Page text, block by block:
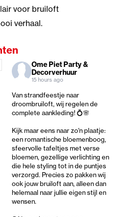
voor bruiloft
verhaal.
Ome Piet Party &
Decorverhuur
15 hours ago
Van strandfeestje naar
droombruiloft, wij regelen de
complete aankleding! 💍🌸
Kijk maar eens naar zo'n plaatje:
een romantische bloemenboog,
sfeervolle tafeltjes met verse
bloemen, gezellige verlichting en
die hele styling tot in de puntjes
verzorgd. Precies zo pakken wij
ook jouw bruiloft aan, alleen dan
helemaal naar jullie eigen stijl en
wensen.